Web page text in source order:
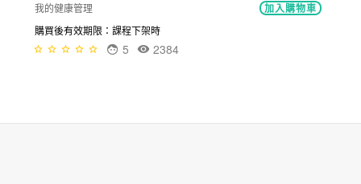
我的健康管理 加入購物車
購買後有效期限：課程下架時
2384
5